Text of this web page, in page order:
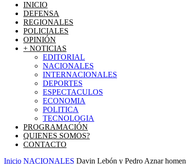
INICIO
DEFENSA
REGIONALES
POLICIALES
OPINIÓN
+ NOTICIAS
EDITORIAL
NACIONALES
INTERNACIONALES
DEPORTES
ESPECTACULOS
ECONOMIA
POLITICA
TECNOLOGIA
PROGRAMACIÓN
QUIENES SOMOS?
CONTACTO
Inicio NACIONALES Davin Lebón y Pedro Aznar